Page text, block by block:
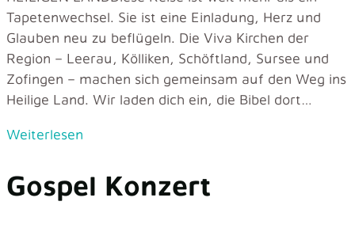
Tapetenwechsel. Sie ist eine Einladung, Herz und
Glauben neu zu beflügeln. Die Viva Kirchen der
Region – Leerau, Kölliken, Schöftland, Sursee und
Zofingen – machen sich gemeinsam auf den Weg ins
Heilige Land. Wir laden dich ein, die Bibel dort…
Weiterlesen
Gospel Konzert